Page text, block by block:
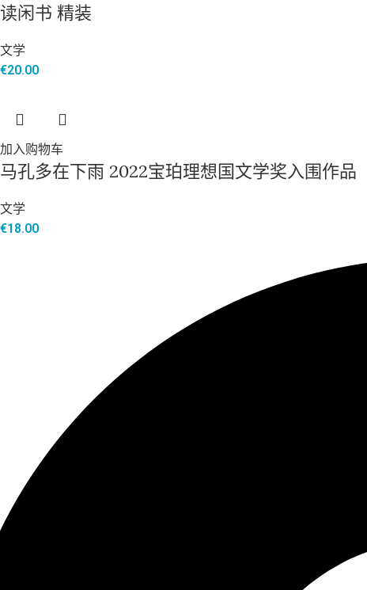
读闲书 精装
文学
€20.00
加入购物车
马孔多在下雨 2022宝珀理想国文学奖入围作品
文学
€18.00